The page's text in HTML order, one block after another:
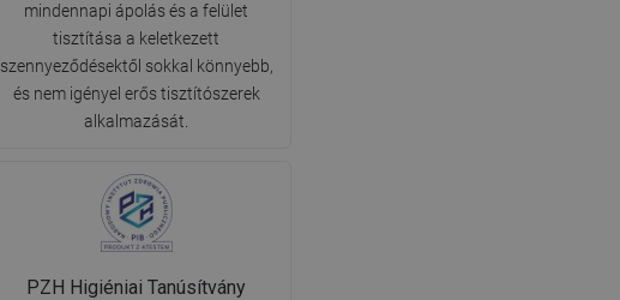
mindennapi ápolás és a felület
tisztítása a keletkezett
szennyeződésektől sokkal könnyebb,
és nem igényel erős tisztítószerek
alkalmazását.
PZH Higiéniai Tanúsítvány